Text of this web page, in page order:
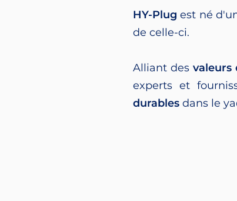
HY-Plugest né
de celle-ci.
Alliant des valeurs
experts et
durables dans le